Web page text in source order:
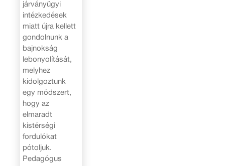
járványügyi
intézkedések
miatt újra kellett
gondolnunk a
bajnokság
lebonyolítását,
melyhez
kidolgoztunk
egy módszert,
hogy az
elmaradt
kistérségi
fordulókat
pótoljuk.
Pedagógus